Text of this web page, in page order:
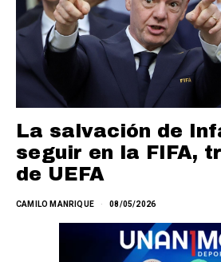
La salvación de
seguir en la FIFA,
de UEFA
CAMILO MANRIQUE 08/05/2026